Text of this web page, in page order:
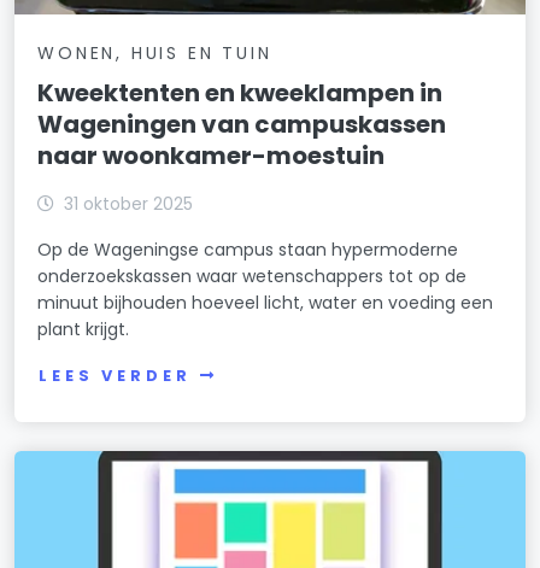
WONEN, HUIS EN TUIN
Kweektenten en kweeklampen in
Wageningen van campuskassen
naar woonkamer-moestuin
31 oktober 2025
Op de Wageningse campus staan hypermoderne
onderzoekskassen waar wetenschappers tot op de
minuut bijhouden hoeveel licht, water en voeding een
plant krijgt.
LEES VERDER